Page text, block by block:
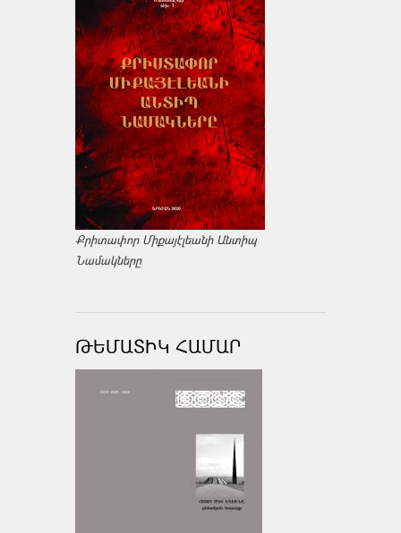
Քրիտափոր Միքայէլեանի Անտիպ
Նամակները
ԹԵՄԱՏԻԿ ՀԱՄԱՐ